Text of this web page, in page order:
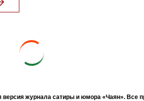
версия журнала сатиры и юмора «Чаян». Все